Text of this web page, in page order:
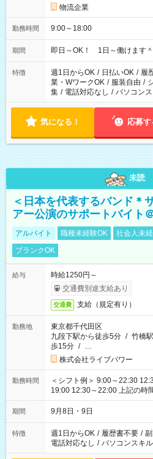
物流企業
勤務時間 9:00～18:00
期間 即日～OK！ 1日～働けます＾
特徴 週1日からOK / 日払いOK / 履
業・WワークOK / 服装自由 /
集 / 電話対応なし / パソコン
気になる！ 応募す
未読
＜日本を代表するバンド＊
アー公演のサポートバイト
アルバイト 職種未経験OK 社会人未
ブランクOK
給与
時給1250円～
交通費別途支給あり
交通費 支給（規定有り）
勤務地
東京都千代田区
九段下駅から徒歩5分 / 竹橋
歩15分 / …
株式会社ライブパワー
勤務時間
＜シフト例＞ 9:00～22:30
19:00 12:30～22:00 上記の時間から好きな時間を選べます！ ※
時間は変更となる可能性があ
期間 9月8日・9日
特徴 週1日からOK / 履歴書不要 /
電話対応なし / パソコンスキ